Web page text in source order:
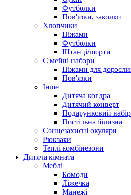
Футболки
Пов'язки, заколки
Хлопчики
Піжами
Футболки
Штанці/шорти
Сімейні набори
Піжами для
Пов'язки
Інше
Дитяча ковдра
Дитячий конверт
Подарунковий набір
Постільна білизна
Сонцезахисні окуляри
Рюкзаки
Теплі комбінезони
Дитяча кімната
Меблі
Комоди
Ліжечка
Манежі